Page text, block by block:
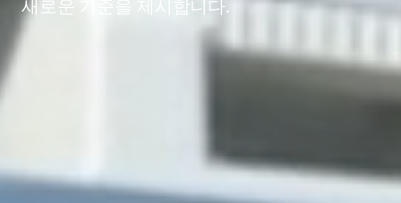
새로운 기준을 제시합니다.